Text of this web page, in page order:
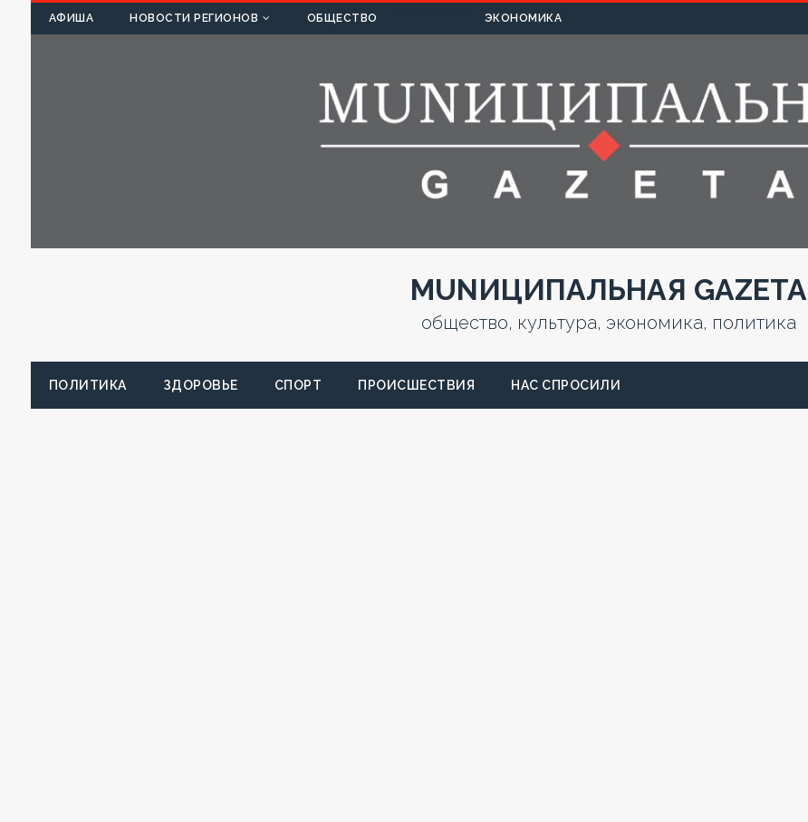
АФИША НОВОСТИ РЕГИОНОВ ОБЩЕСТВО ЭКОНОМИКА
MUNИЦИПАЛЬНАЯ GAZЕТА
общество, культура, экономика, политика
ПОЛИТИКА ЗДОРОВЬЕ СПОРТ ПРОИСШЕСТВИЯ НАС СПРОСИЛИ